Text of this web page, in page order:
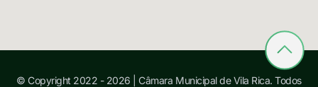
© Copyright 2022 - 2026 | Câmara Municipal de Vila Rica. Todos